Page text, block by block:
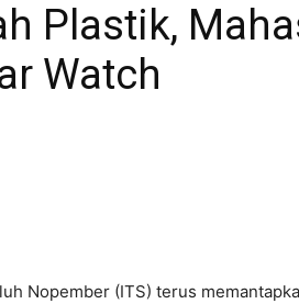
Plastik,
Watch
Nopember (ITS) terus